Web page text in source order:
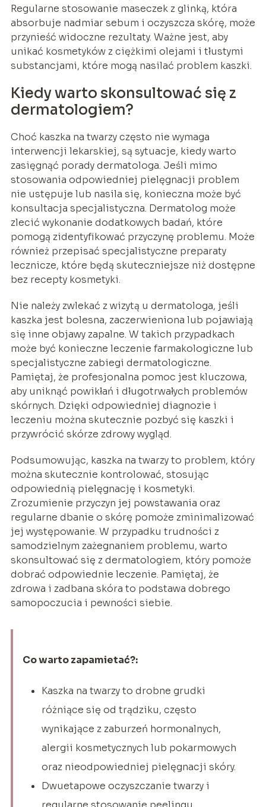
Regularne stosowanie maseczek z glinką, która
absorbuje nadmiar sebum i oczyszcza skórę, może
przynieść widoczne rezultaty. Ważne jest, aby
unikać kosmetyków z ciężkimi olejami i tłustymi
substancjami, które mogą nasilać problem kaszki.
Kiedy warto skonsultować się z
dermatologiem?
Choć kaszka na twarzy często nie wymaga
interwencji lekarskiej, są sytuacje, kiedy warto
zasięgnąć porady dermatologa. Jeśli mimo
stosowania odpowiedniej pielęgnacji problem
nie ustępuje lub nasila się, konieczna może być
konsultacja specjalistyczna. Dermatolog może
zlecić wykonanie dodatkowych badań, które
pomogą zidentyfikować przyczynę problemu. Może
również przepisać specjalistyczne preparaty
lecznicze, które będą skuteczniejsze niż dostępne
bez recepty kosmetyki.
Nie należy zwlekać z wizytą u dermatologa, jeśli
kaszka jest bolesna, zaczerwieniona lub pojawiają
się inne objawy zapalne. W takich przypadkach
może być konieczne leczenie farmakologiczne lub
specjalistyczne zabiegi dermatologiczne.
Pamiętaj, że profesjonalna pomoc jest kluczowa,
aby uniknąć powikłań i długotrwałych problemów
skórnych. Dzięki odpowiedniej diagnozie i
leczeniu można skutecznie pozbyć się kaszki i
przywrócić skórze zdrowy wygląd.
Podsumowując, kaszka na twarzy to problem, który
można skutecznie kontrolować, stosując
odpowiednią pielęgnację i kosmetyki.
Zrozumienie przyczyn jej powstawania oraz
regularne dbanie o skórę pomoże zminimalizować
jej występowanie. W przypadku trudności z
samodzielnym zażegnaniem problemu, warto
skonsultować się z dermatologiem, który pomoże
dobrać odpowiednie leczenie. Pamiętaj, że
zdrowa i zadbana skóra to podstawa dobrego
samopoczucia i pewności siebie.
Co warto zapamietać?:
Kaszka na twarzy to drobne grudki
różniące się od trądziku, często
wynikające z zaburzeń hormonalnych,
alergii kosmetycznych lub pokarmowych
oraz nieodpowiedniej pielęgnacji skóry.
Dwuetapowe oczyszczanie twarzy i